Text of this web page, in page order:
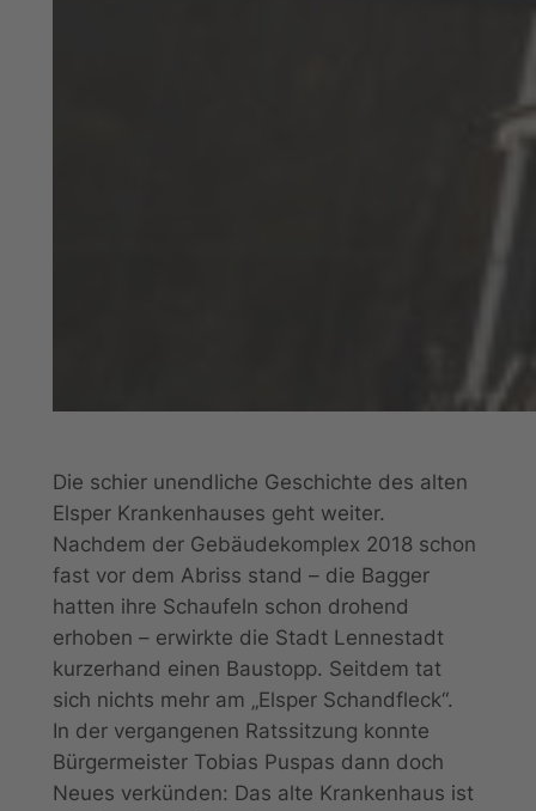
Die schier unendliche Geschichte des alten
Elsper Krankenhauses geht weiter.
Nachdem der Gebäudekomplex 2018 schon
fast vor dem Abriss stand – die Bagger
hatten ihre Schaufeln schon drohend
erhoben – erwirkte die Stadt Lennestadt
kurzerhand einen Baustopp. Seitdem tat
sich nichts mehr am „Elsper Schandfleck“.
In der vergangenen Ratssitzung konnte
Bürgermeister Tobias Puspas dann doch
Neues verkünden: Das alte Krankenhaus ist